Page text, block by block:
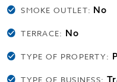
SMOKE OUTLET: No
TERRACE: No
TYPE OF PROPERTY:
TYPE OF BUSINESS: